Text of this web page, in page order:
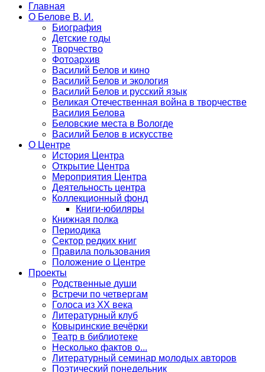
Главная
О Белове В. И.
Биография
Детские годы
Творчество
Фотоархив
Василий Белов и кино
Василий Белов и экология
Василий Белов и русский язык
Великая Отечественная война в творчестве
Василия Белова
Беловские места в Вологде
Василий Белов в искусстве
О Центре
История Центра
Открытие Центра
Мероприятия Центра
Деятельность центра
Коллекционный фонд
Книги-юбиляры
Книжная полка
Периодика
Сектор редких книг
Правила пользования
Положение о Центре
Проекты
Родственные души
Встречи по четвергам
Голоса из ХХ века
Литературный клуб
Ковыринские вечёрки
Театр в библиотеке
Несколько фактов о...
Литературный семинар молодых авторов
Поэтический понедельник